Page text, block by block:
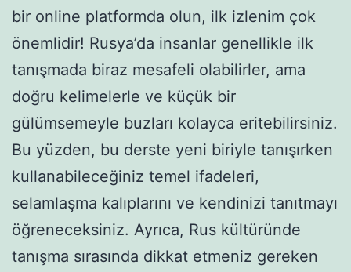
bir online platformda olun, ilk izlenim çok
önemlidir! Rusya’da insanlar genellikle ilk
tanışmada biraz mesafeli olabilirler, ama
doğru kelimelerle ve küçük bir
gülümsemeyle buzları kolayca eritebilirsiniz.
Bu yüzden, bu derste yeni biriyle tanışırken
kullanabileceğiniz temel ifadeleri,
selamlaşma kalıplarını ve kendinizi tanıtmayı
öğreneceksiniz. Ayrıca, Rus kültüründe
tanışma sırasında dikkat etmeniz gereken